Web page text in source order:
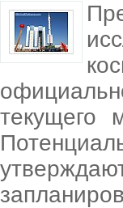
текущего